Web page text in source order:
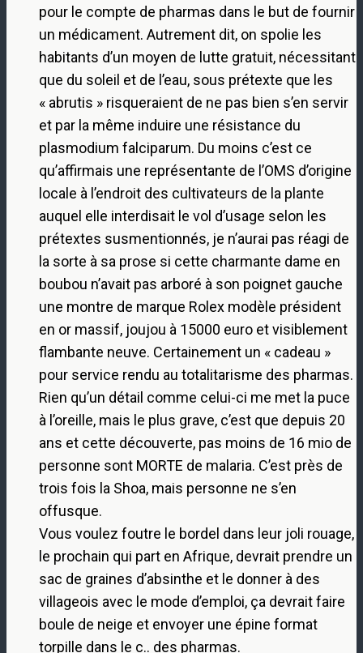
pour le compte de pharmas dans le but de fournir
un médicament. Autrement dit, on spolie les
habitants d’un moyen de lutte gratuit, nécessitant
que du soleil et de l’eau, sous prétexte que les
« abrutis » risqueraient de ne pas bien s’en servir
et par la même induire une résistance du
plasmodium falciparum. Du moins c’est ce
qu’affirmais une représentante de l’OMS d’origine
locale à l’endroit des cultivateurs de la plante
auquel elle interdisait le vol d’usage selon les
prétextes susmentionnés, je n’aurai pas réagi de
la sorte à sa prose si cette charmante dame en
boubou n’avait pas arboré à son poignet gauche
une montre de marque Rolex modèle président
en or massif, joujou à 15000 euro et visiblement
flambante neuve. Certainement un « cadeau »
pour service rendu au totalitarisme des pharmas.
Rien qu’un détail comme celui-ci me met la puce
à l’oreille, mais le plus grave, c’est que depuis 20
ans et cette découverte, pas moins de 16 mio de
personne sont MORTE de malaria. C’est près de
trois fois la Shoa, mais personne ne s’en
offusque.
Vous voulez foutre le bordel dans leur joli rouage,
le prochain qui part en Afrique, devrait prendre un
sac de graines d’absinthe et le donner à des
villageois avec le mode d’emploi, ça devrait faire
boule de neige et envoyer une épine format
torpille dans le c.. des pharmas.